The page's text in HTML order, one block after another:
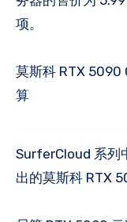
项。
莫斯科 RTX 5090
算
SurferCloud 系列
出的莫斯科 RTX